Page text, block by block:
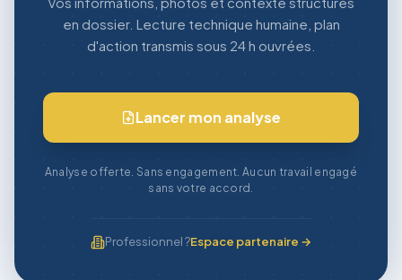
en dossier. Lecture technique humaine, plan
d'action transmis sous 24 h ouvrées.
Lancer mon analyse
Analyse offerte. Sans engagement. Aucun travail engagé
sans votre accord.
Professionnel ?Espace partenaire →